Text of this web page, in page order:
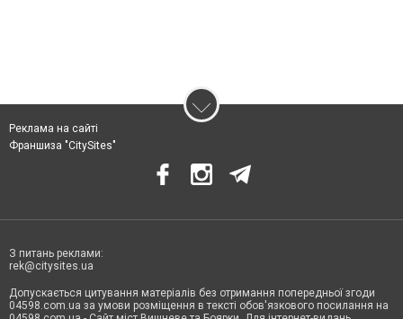
Реклама на сайті
Франшиза "CitySites"
З питань реклами:
rek@citysites.ua
Допускається цитування матеріалів без отримання попередньої згоди
04598.com.ua за умови розміщення в тексті обов'язкового посилання на